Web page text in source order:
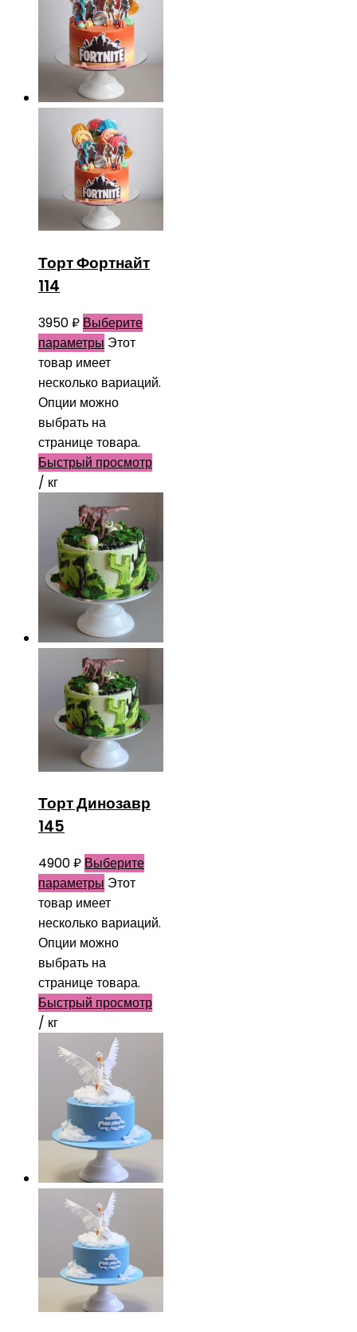
Торт Фортнайт
114
3950₽ Выберите
параметры Этот
товар имеет
несколько вариаций.
Опции можно
выбрать на
странице товара.
Быстрый просмотр
/ кг
Торт Динозавр
145
4900₽ Выберите
параметры Этот
товар имеет
несколько вариаций.
Опции можно
выбрать на
странице товара.
Быстрый просмотр
/ кг